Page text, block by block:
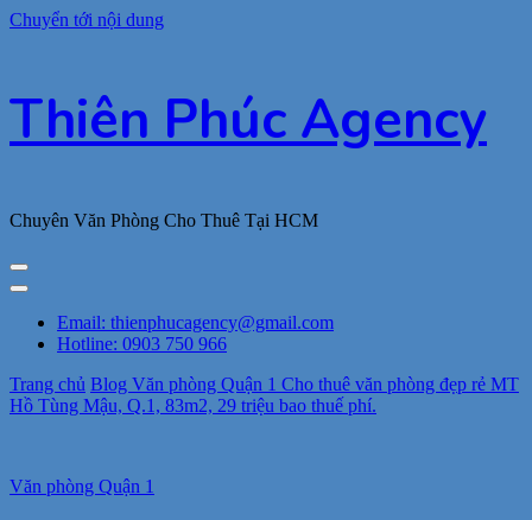
Chuyển tới nội dung
Thiên Phúc Agency
Chuyên Văn Phòng Cho Thuê Tại HCM
Email: thienphucagency@gmail.com
Hotline: 0903 750 966
Trang chủ Blog Văn phòng Quận 1 Cho thuê văn phòng đẹp rẻ MT
Hồ Tùng Mậu, Q.1, 83m2, 29 triệu bao thuế phí.
Văn phòng Quận 1